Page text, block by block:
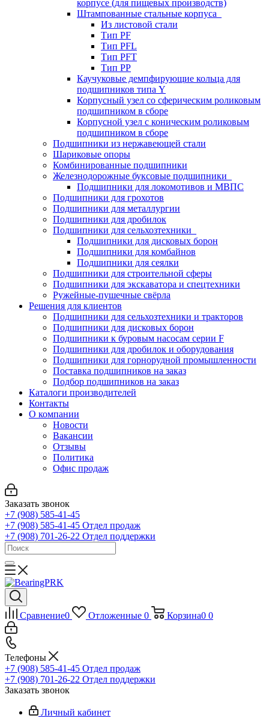
корпусе (для пищевых производств)
Штампованные стальные корпуса
Из листовой стали
Тип PF
Тип PFL
Тип PFT
Тип PP
Каучуковые демпфирующие кольца для
подшипников типа Y
Корпусный узел со сферическим роликовым
подшипником в сборе
Корпусной узел с коническим роликовым
подшипником в сборе
Подшипники из нержавеющей стали
Шариковые опоры
Комбинированные подшипники
Железнодорожные буксовые подшипники
Подшипники для локомотивов и МВПС
Подшипники для грохотов
Подшипники для металлургии
Подшипники для дробилок
Подшипники для сельхозтехники
Подшипники для дисковых борон
Подшипники для комбайнов
Подшипники для сеялки
Подшипники для строительной сферы
Подшипники для экскаватора и спецтехники
Ружейные-пушечные свёрла
Решения для клиентов
Подшипники для сельхозтехники и тракторов
Подшипники для дисковых борон
Подшипники к буровым насосам серии F
Подшипники для дробилок и оборудования
Подшипники для горнорудной промышленности
Поставка подшипников на заказ
Подбор подшипников на заказ
Каталоги производителей
Контакты
О компании
Новости
Вакансии
Отзывы
Политика
Офис продаж
Заказать звонок
+7 (908) 585-41-45
+7 (908) 585-41-45 Отдел продаж
+7 (908) 701-26-22 Отдел поддержки
Сравнение0 Отложенные 0 Корзина0 0
Телефоны
+7 (908) 585-41-45 Отдел продаж
+7 (908) 701-26-22 Отдел поддержки
Заказать звонок
Личный кабинет